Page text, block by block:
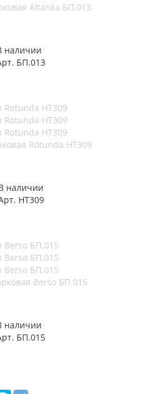
Altanka БП.013
наличии
БП.013
Rotunda НТ309
наличии
НТ309
Berso БП.015
наличии
БП.015